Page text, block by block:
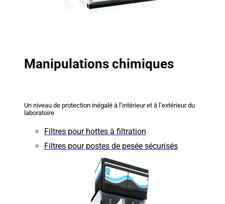
Manipulations chimiques
Un niveau de protection inégalé à l’intérieur et à l’extérieur du
laboratoire
Filtres pour hottes à filtration
Filtres pour postes de pesée sécurisés